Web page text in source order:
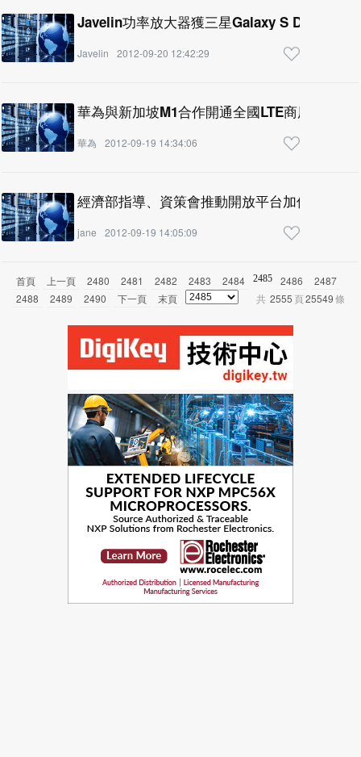
Javelin功率放大器獲三星Galaxy S Duos採用
Javelin 2012-09-20 12:42:29
華為與新加坡M1合作開通全國LTE商用網絡
華為 2012-09-19 14:34:06
經濟部指導、資策會推動開放平台加值應用開
jane 2012-09-19 14:05:09
首頁 上一頁 2480 2481 2482 2483 2484 2485 2486
2487
2488
2489 2490 下一頁 末頁 共 2555 頁25549條